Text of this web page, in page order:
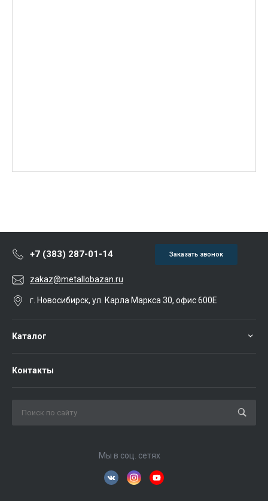
+7 (383) 287-01-14 Заказать звонок
zakaz@metallobazan.ru
г. Новосибирск, ул. Карла Маркса 30, офис 600Е
Каталог
Контакты
Мы в соц. сетях